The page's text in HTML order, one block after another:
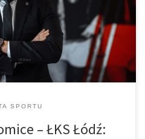
debiut przypadł na mecz z
SPORTU
– ŁKS Łódź: